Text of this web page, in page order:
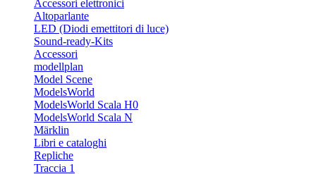
Accessori elettronici
Altoparlante
LED (Diodi emettitori di luce)
Sound-ready-Kits
Accessori
modellplan
Model Scene
ModelsWorld
ModelsWorld Scala H0
ModelsWorld Scala N
Märklin
Libri e cataloghi
Repliche
Traccia 1